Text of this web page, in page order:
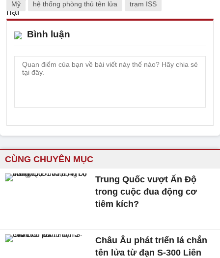
Mỹ hệ thống phòng thủ tên lửa trạm ISS
Bình luận
CÙNG CHUYÊN MỤC
Trung Quốc vượt Ấn Độ
trong cuộc đua động cơ
tiêm kích?
Châu Âu phát triển lá chắn
tên lửa từ đạn S-300 Liên